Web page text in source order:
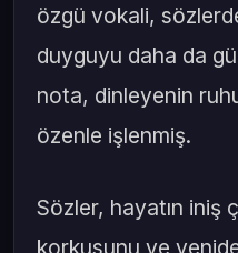
özgü vokali,
duyguyu daha da
nota, dinleyenin
özenle işlenmiş.
Sözler, hayatın iniş
korkusunu ve